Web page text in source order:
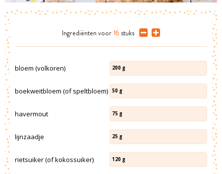
Ingrediënten voor 16 stuks
bloem (volkoren) 200 g
boekweitbloem (of speltbloem) 50 g
havermout 75 g
lijnzaadje 25 g
rietsuiker (of kokossuiker) 120 g